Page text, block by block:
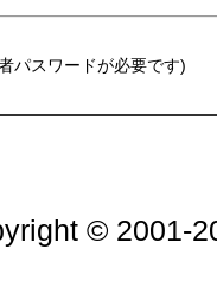
パスワードが必要です)
© 2001-